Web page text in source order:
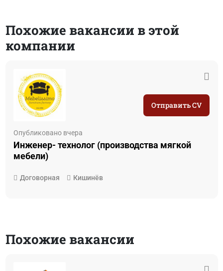
Похожие вакансии в этой
компании
Опубликовано вчера
Инженер- технолог (производства мягкой
мебели)
Договорная Кишинёв
Отправить CV
Похожие вакансии